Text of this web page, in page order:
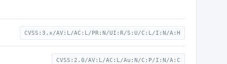
CVSS:3.x/AV:L/AC:L/PR:N/UI:R/S:U/C:L/I:N/A:H
CVSS:2.0/AV:L/AC:L/Au:N/C:P/I:N/A:C